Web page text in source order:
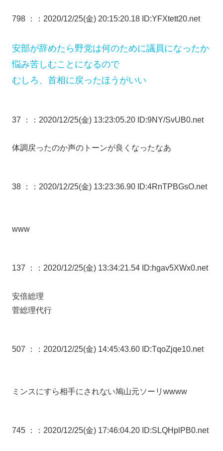
798 ： ：2020/12/25(金) 20:15:20.18 ID:YFXtett20.net
安部が辞めたら野党は何のために議員になったか
悩み苦しむことになるので
むしろ、首相に戻ったほうがいい
37 ： ：2020/12/25(金) 13:23:05.20 ID:9NY/SvUB0.net
体調戻ったのか声のトーンが良くなったなあ
38 ： ：2020/12/25(金) 13:23:36.90 ID:4RnTPBGsO.net
www
137 ： ：2020/12/25(金) 13:34:21.54 ID:hgav5XWx0.net
安倍総理
菅総理代行
507 ： ：2020/12/25(金) 14:45:43.60 ID:TqoZjqe10.net
ミンスにすら相手にされない鳩山元ソーリwwww
745 ： ：2020/12/25(金) 17:46:04.20 ID:SLQHplPB0.net